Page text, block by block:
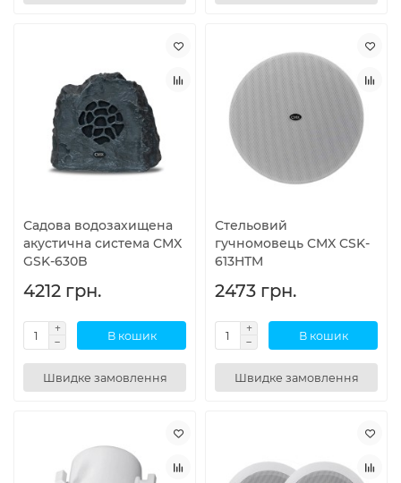
Садова водозахищена
акустична система CMX
GSK-630B
4212 грн.
В кошик
Швидке замовлення
Стельовий
гучномовець CMX CSK-
613HTM
2473 грн.
В кошик
Швидке замовлення